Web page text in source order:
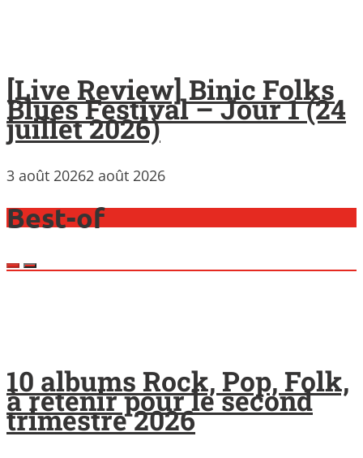
[Live Review] Binic Folks
Blues Festival – Jour 1 (24
juillet 2026)
3 août 20262 août 2026
Best-of
10 albums Rock, Pop, Folk,
à retenir pour le second
trimestre 2026